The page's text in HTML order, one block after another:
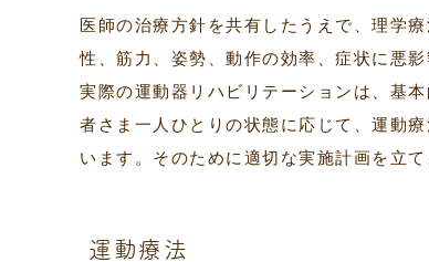
医師の治療方針を共有したうえで、理学
性、筋力、姿勢、動作の効率、症状に悪
実際の運動器リハビリテーションは、基
者さま一人ひとりの状態に応じて、運動
います。そのために適切な実施計画を立
運動療法